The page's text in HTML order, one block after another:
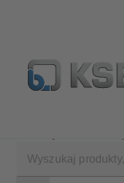
wyszukiwania